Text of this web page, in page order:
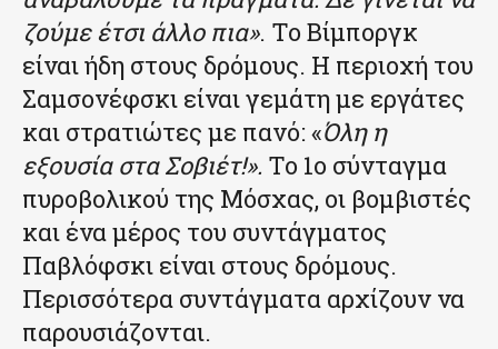
ζούμε έτσι άλλο πια». Το Βίμποργκ
είναι ήδη στους δρόμους. Η περιοχή του
Σαμσονέφσκι είναι γεμάτη με εργάτες
και στρατιώτες με πανό: «Όλη η
εξουσία στα Σοβιέτ!». Το 1ο σύνταγμα
πυροβολικού της Μόσχας, οι βομβιστές
και ένα μέρος του συντάγματος
Παβλόφσκι είναι στους δρόμους.
Περισσότερα συντάγματα αρχίζουν να
παρουσιάζονται.